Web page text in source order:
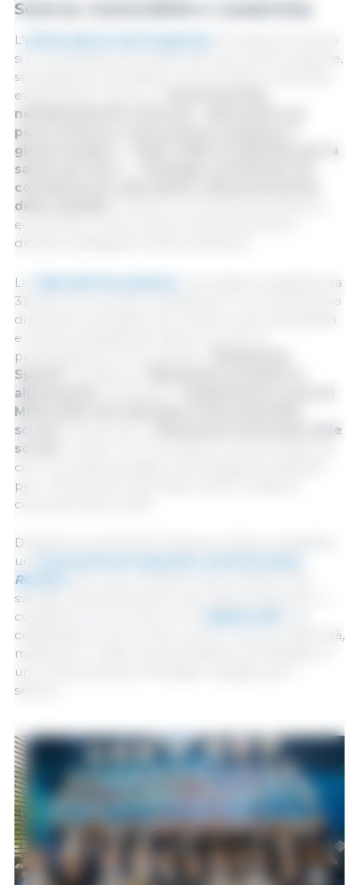
Scienza, Sostenibilità e Leadership
L'
(17 ottobre) l'evento
si è concentrato sulla salute dei suini, sull'innovazione,
sulla gestione aziendale e sulla nutrizione avanzata,
evidenziando i panel su "
nell'allevamento suinicolo
posto di lavoro: cosa possono insegnarci i
giovani leader?
Vision 2030: Prospettive per la
salute dei suini
contribuiscono alla salute e alla prevenzione
delle malattie
economia circolare, biosicurezza alimentare e
decisioni strategiche nella produzione.
La
, uno spazio progettato da
333 per promuovere la diffusione e il riconoscimento
di soluzioni innovative che incidono sulla sostenibilità
e sulla produttività del settore, ha visto la
partecipazione di 4 innovazioni: "
System
allevamento
MCFA attivi che stimolano l'immunità delle
scrofe
Nutrizione funzionale nelle
scrofe
con il suo sistema basato sull'intelligenza artificiale
per il rilevamento automatico delle condizioni
corporee delle scrofe.
Durante la cerimonia di chiusura è stato consegnato
un
Rendón
sviluppo dell'allevamento suino latinoamericano. Il
congresso si è concluso con la
celebrazione che ha unito musica, cultura e fraternità,
mettendo in risalto la presentazione di Ensálsate, in
una chiusura piena di energia e orgoglio per il
settore.